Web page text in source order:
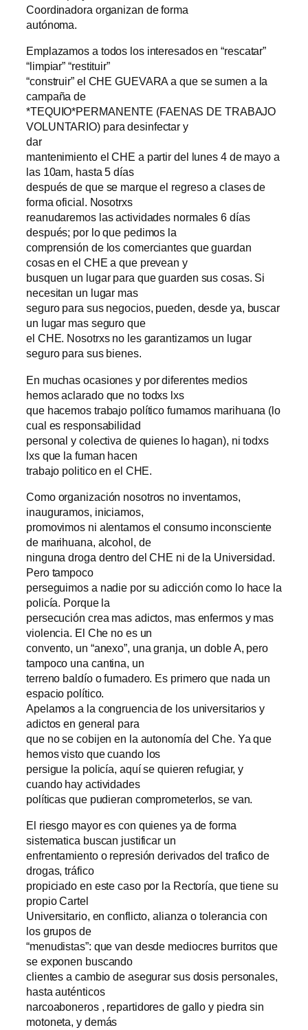
Coordinadora organizan de forma
autónoma.
Emplazamos a todos los interesados en “rescatar”
“limpiar” “restituir”
“construir” el CHE GUEVARA a que se sumen a la
campaña de
*TEQUIO*PERMANENTE (FAENAS DE TRABAJO
VOLUNTARIO) para desinfectar y
dar
mantenimiento el CHE a partir del lunes 4 de mayo a
las 10am, hasta 5 días
después de que se marque el regreso a clases de
forma oficial. Nosotrxs
reanudaremos las actividades normales 6 días
después; por lo que pedimos la
comprensión de los comerciantes que guardan
cosas en el CHE a que prevean y
busquen un lugar para que guarden sus cosas. Si
necesitan un lugar mas
seguro para sus negocios, pueden, desde ya, buscar
un lugar mas seguro que
el CHE. Nosotrxs no les garantizamos un lugar
seguro para sus bienes.
En muchas ocasiones y por diferentes medios
hemos aclarado que no todxs lxs
que hacemos trabajo político fumamos marihuana (lo
cual es responsabilidad
personal y colectiva de quienes lo hagan), ni todxs
lxs que la fuman hacen
trabajo politico en el CHE.
Como organización nosotros no inventamos,
inauguramos, iniciamos,
promovimos ni alentamos el consumo inconsciente
de marihuana, alcohol, de
ninguna droga dentro del CHE ni de la Universidad.
Pero tampoco
perseguimos a nadie por su adicción como lo hace la
policía. Porque la
persecución crea mas adictos, mas enfermos y mas
violencia. El Che no es un
convento, un “anexo”, una granja, un doble A, pero
tampoco una cantina, un
terreno baldío o fumadero. Es primero que nada un
espacio político.
Apelamos a la congruencia de los universitarios y
adictos en general para
que no se cobijen en la autonomía del Che. Ya que
hemos visto que cuando los
persigue la policía, aquí se quieren refugiar, y
cuando hay actividades
políticas que pudieran comprometerlos, se van.
El riesgo mayor es con quienes ya de forma
sistematica buscan justificar un
enfrentamiento o represión derivados del trafico de
drogas, tráfico
propiciado en este caso por la Rectoría, que tiene su
propio Cartel
Universitario, en conflicto, alianza o tolerancia con
los grupos de
“menudistas”: que van desde mediocres burritos que
se exponen buscando
clientes a cambio de asegurar sus dosis personales,
hasta auténticos
narcoaboneros , repartidores de gallo y piedra sin
motoneta, y demás